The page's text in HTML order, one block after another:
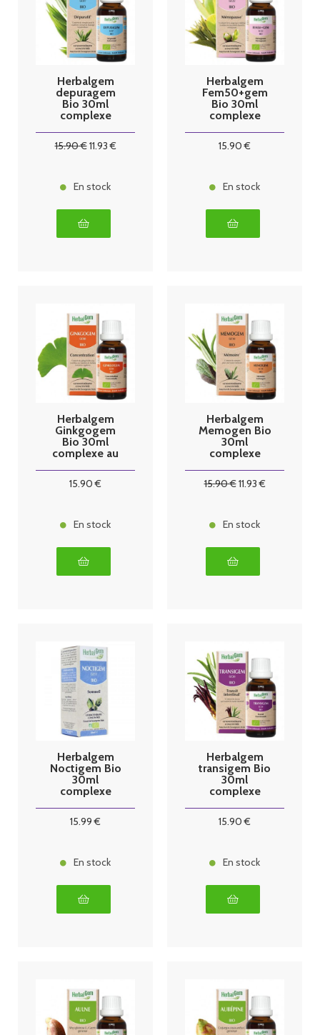
Herbalgem
depuragem
Bio 30ml
complexe
15.90€11.93€
En stock
Herbalgem
Fem50+gem
Bio 30ml
complexe
15.90 €
En stock
Herbalgem
Ginkgogem
Bio 30ml
complexe au
15.90 €
En stock
Herbalgem
Memogen Bio
30ml
complexe
15.90€11.93€
En stock
Herbalgem
Noctigem Bio
30ml
complexe
15.99 €
En stock
Herbalgem
transigem Bio
30ml
complexe
15.90 €
En stock